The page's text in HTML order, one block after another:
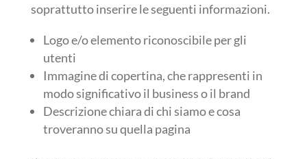
soprattutto inserire le seguenti informazioni.
Logo e/o elemento riconoscibile per gli
utenti
Immagine di copertina, che rappresenti in
modo significativo il business o il brand
Descrizione chiara di chi siamo e cosa
troveranno su quella pagina